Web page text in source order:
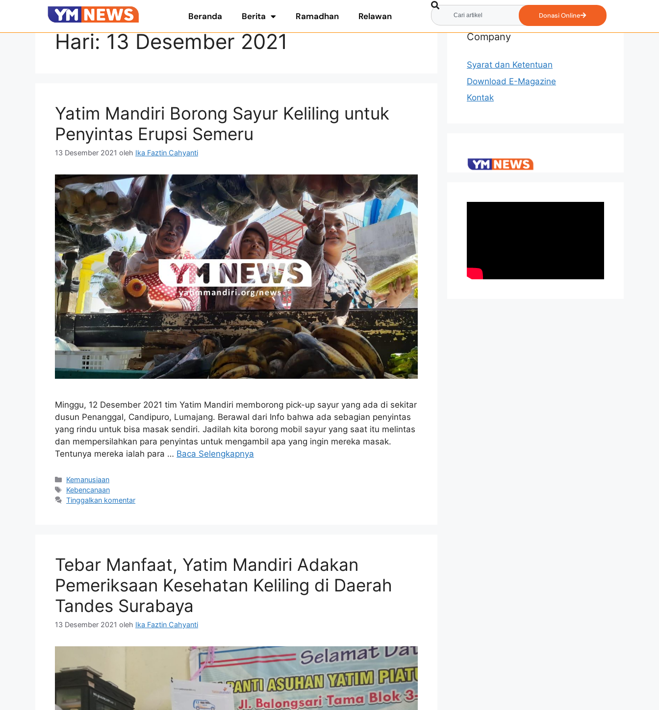
Beranda Berita Ramadhan Relawan Donasi Online
Hari:13 Desember 2021
Yatim Mandiri Borong Sayur Keliling untuk
Penyintas Erupsi Semeru
13 Desember 2021 oleh Ika Faztin Cahyanti
Minggu, 12 Desember 2021 tim Yatim Mandiri memborong pick-up sayur yang ada di sekitar
dusun Penanggal, Candipuro, Lumajang. Berawal dari Info bahwa ada sebagian penyintas
yang rindu untuk bisa masak sendiri. Jadilah kita borong mobil sayur yang saat itu melintas
dan mempersilahkan para penyintas untuk mengambil apa yang ingin mereka masak.
Tentunya mereka ialah para … Baca Selengkapnya
Kemanusiaan
Kebencanaan
Tinggalkan komentar
Tebar Manfaat, Yatim Mandiri Adakan
Pemeriksaan Kesehatan Keliling di Daerah
Tandes Surabaya
13 Desember 2021 oleh Ika Faztin Cahyanti
Company
Syarat dan Ketentuan
Download E-Magazine
Kontak